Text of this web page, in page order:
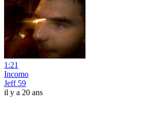
1:21
Incomo
Jeff 59
il y a 20 ans